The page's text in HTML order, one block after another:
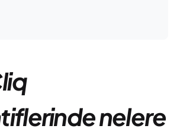
nelere